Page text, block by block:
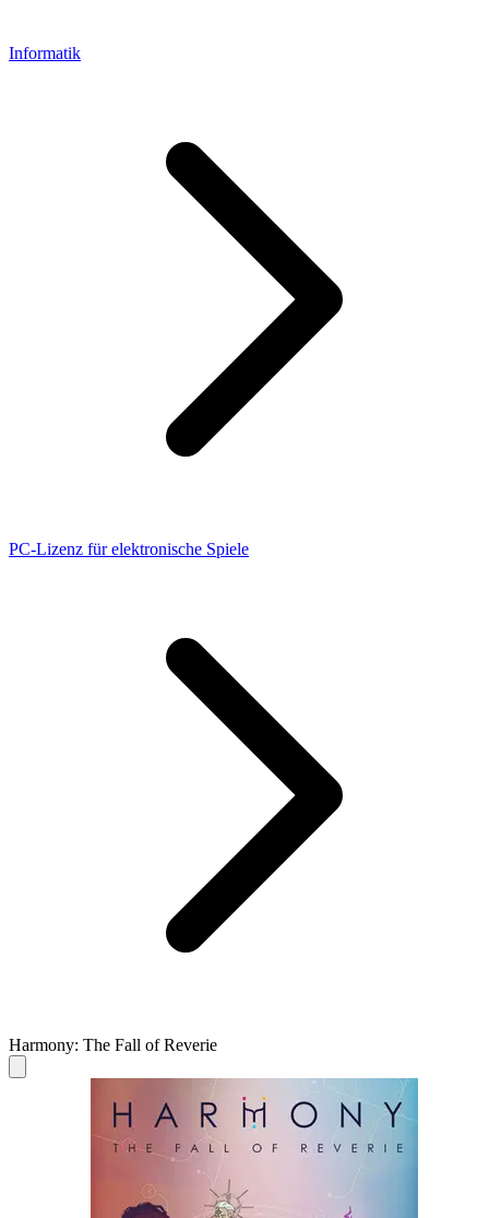
Informatik
PC-Lizenz für elektronische Spiele
Harmony: The Fall of Reverie